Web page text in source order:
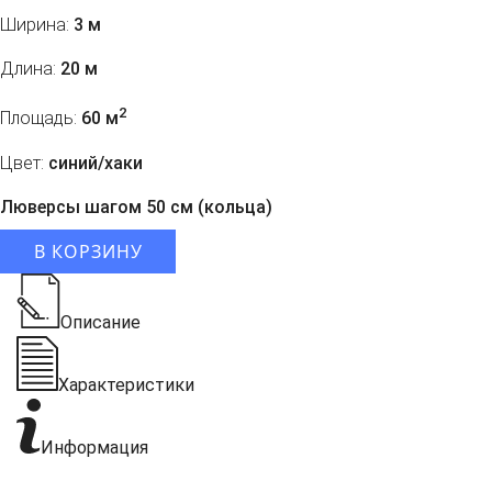
Ширина: 3 м
Длина: 20 м
Площадь: 60 м2
Цвет: синий/хаки
Люверсы шагом 50 см (кольца)
В КОРЗИНУ
Описание
Характеристики
Информация